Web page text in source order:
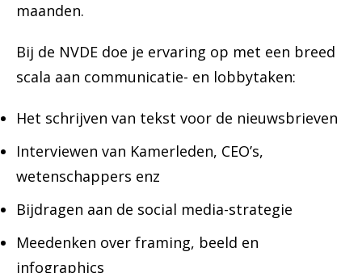
maanden.
Bij de NVDE doe je ervaring op met een breed
scala aan communicatie- en lobbytaken:
Het schrijven van tekst voor de nieuwsbrieven
Interviewen van Kamerleden, CEO’s,
wetenschappers enz
Bijdragen aan de social media-strategie
Meedenken over framing, beeld en
infographics